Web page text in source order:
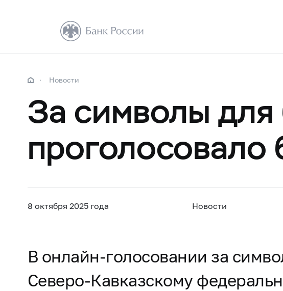
Новости
За символы
проголосовало
8 октября 2025 года Новости
В онлайн-голосовании за
Северо-Кавказскому